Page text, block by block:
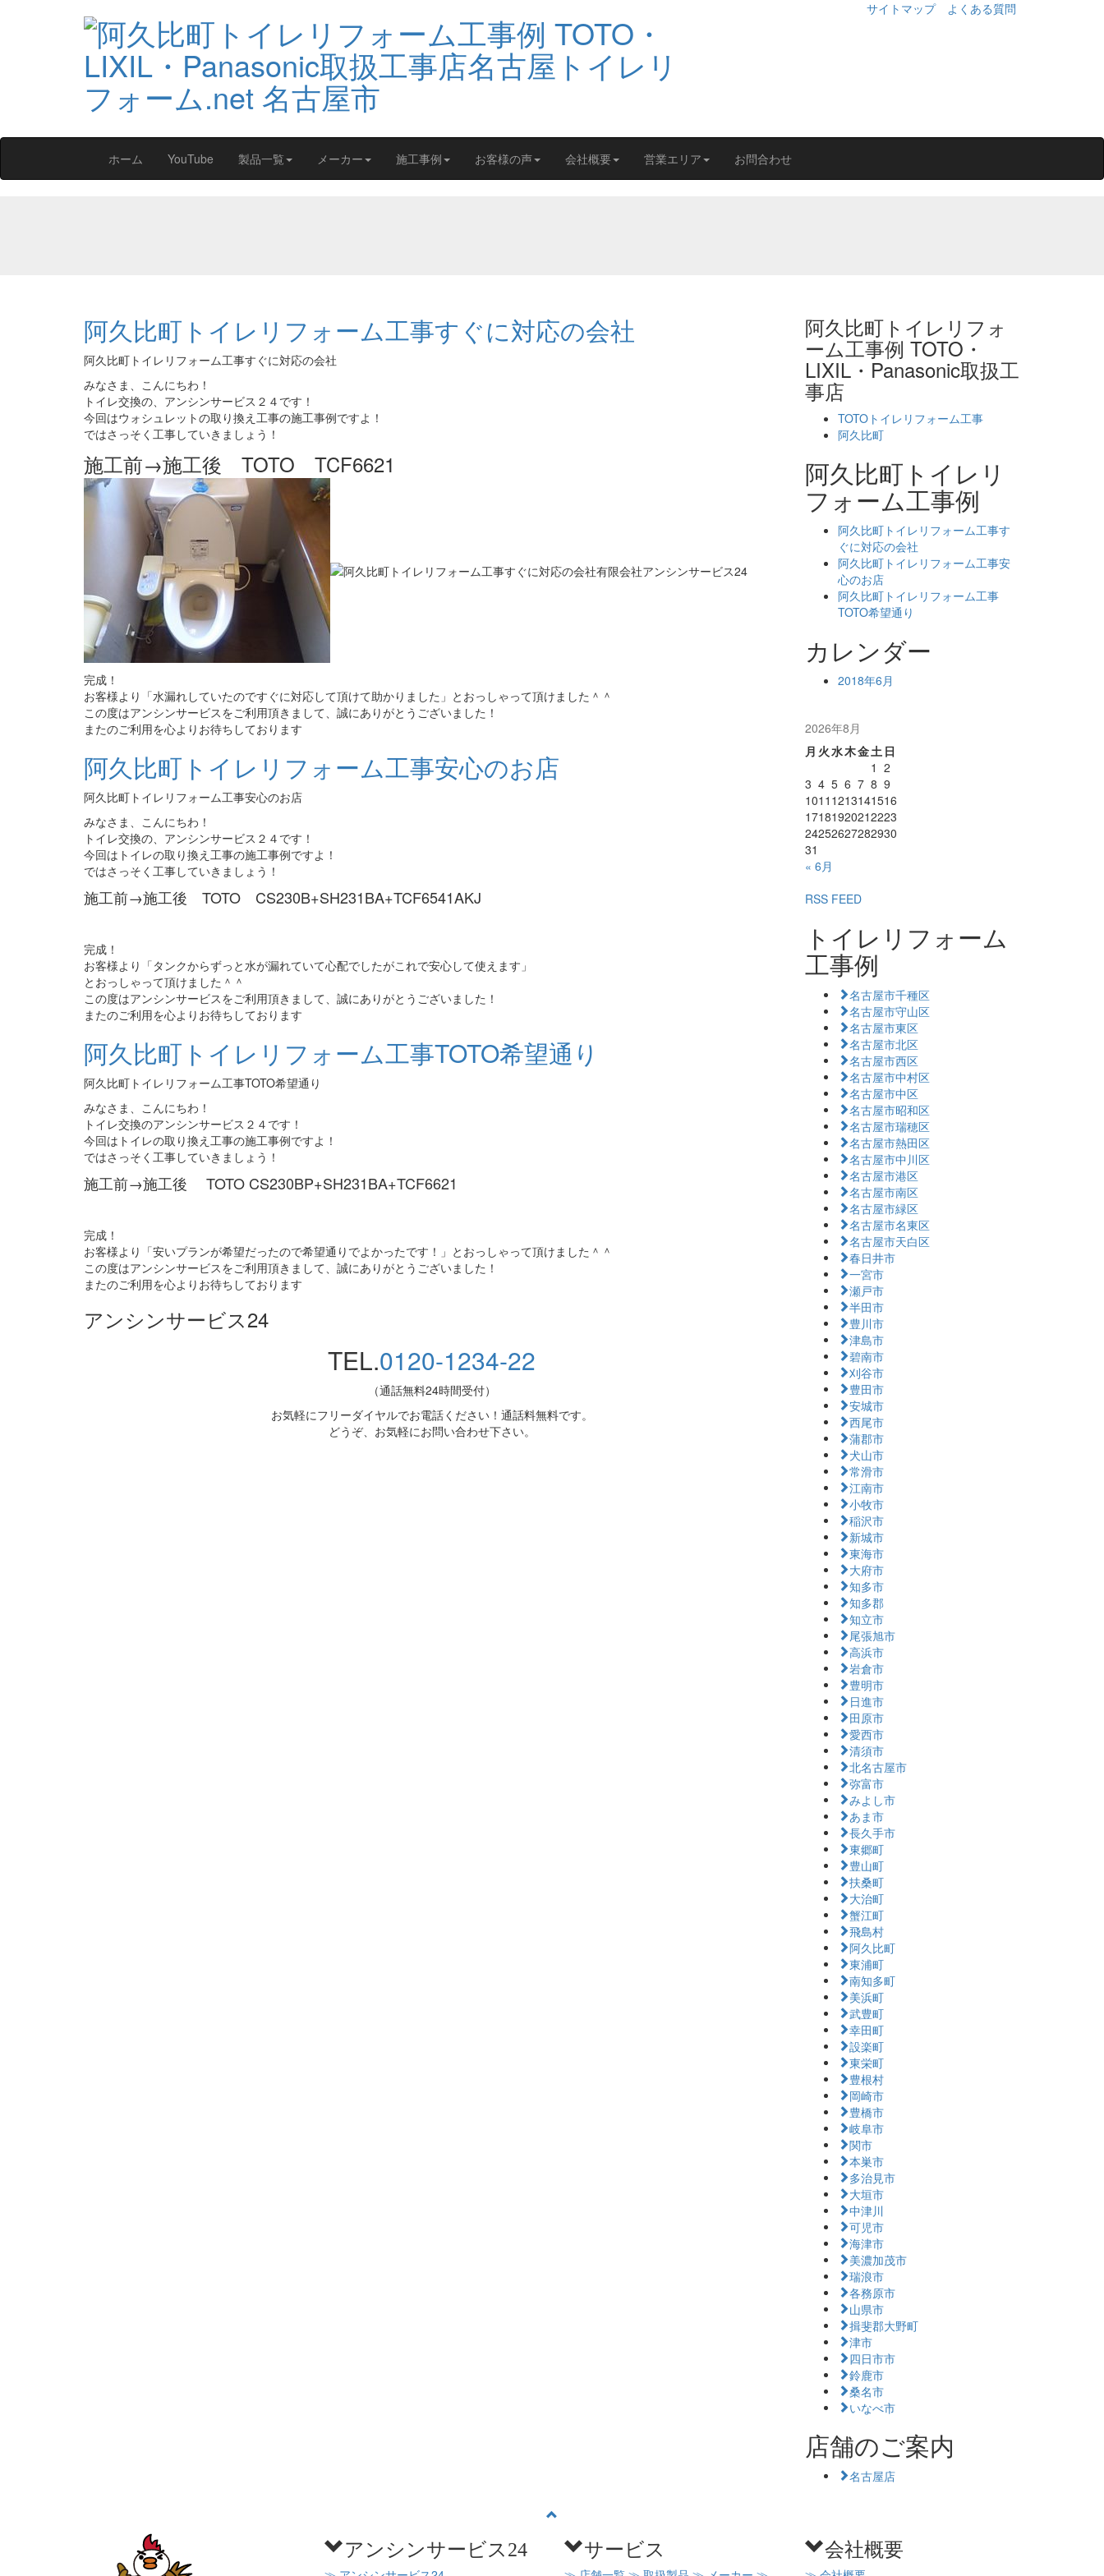
サイトマップ よくある質問
ホーム YouTube 製品一覧 メーカー 施工事例 お客様の声 会社概要 営業エリア お問合わせ
阿久比町トイレリフォーム工事すぐに対応の会社
阿久比町トイレリフォーム工事すぐに対応の会社
みなさま、こんにちわ！
トイレ交換の、アンシンサービス２４です！
今回はウォシュレットの取り換え工事の施工事例ですよ！
ではさっそく工事していきましょう！
施工前→施工後 TOTO TCF6621
完成！
お客様より「水漏れしていたのですぐに対応して頂けて助かりました」とおっしゃって頂けました＾＾
この度はアンシンサービスをご利用頂きまして、誠にありがとうございました！
またのご利用を心よりお待ちしております
阿久比町トイレリフォーム工事安心のお店
阿久比町トイレリフォーム工事安心のお店
みなさま、こんにちわ！
トイレ交換の、アンシンサービス２４です！
今回はトイレの取り換え工事の施工事例ですよ！
ではさっそく工事していきましょう！
施工前→施工後 TOTO CS230B+SH231BA+TCF6541AKJ
完成！
お客様より「タンクからずっと水が漏れていて心配でしたがこれで安心して使えます」
とおっしゃって頂けました＾＾
この度はアンシンサービスをご利用頂きまして、誠にありがとうございました！
またのご利用を心よりお待ちしております
阿久比町トイレリフォーム工事TOTO希望通り
阿久比町トイレリフォーム工事TOTO希望通り
みなさま、こんにちわ！
トイレ交換のアンシンサービス２４です！
今回はトイレの取り換え工事の施工事例ですよ！
ではさっそく工事していきましょう！
施工前→施工後 TOTO CS230BP+SH231BA+TCF6621
完成！
お客様より「安いプランが希望だったので希望通りでよかったです！」とおっしゃって頂けました＾＾
この度はアンシンサービスをご利用頂きまして、誠にありがとうございました！
またのご利用を心よりお待ちしております
アンシンサービス24
TEL.0120-1234-22
（通話無料24時間受付）
お気軽にフリーダイヤルでお電話ください！通話料無料です。
どうぞ、お気軽にお問い合わせ下さい。
阿久比町トイレリフォ
ーム工事例 TOTO・
LIXIL・Panasonic取扱工
事店
TOTOトイレリフォーム工事
阿久比町
阿久比町トイレリ
フォーム工事例
阿久比町トイレリフォーム工事す
ぐに対応の会社
阿久比町トイレリフォーム工事安
心のお店
阿久比町トイレリフォーム工事
TOTO希望通り
カレンダー
2018年6月
2026年8月
月 火水木金土 日
1 2
3 4 5 6 7 8 9
1011 1213141516
17181920212223
24252627282930
31
« 6月
RSS FEED
トイレリフォーム
工事例
名古屋市千種区
名古屋市守山区
名古屋市東区
名古屋市北区
名古屋市西区
名古屋市中村区
名古屋市中区
名古屋市昭和区
名古屋市瑞穂区
名古屋市熱田区
名古屋市中川区
名古屋市港区
名古屋市南区
名古屋市緑区
名古屋市名東区
名古屋市天白区
春日井市
一宮市
瀬戸市
半田市
豊川市
津島市
碧南市
刈谷市
豊田市
安城市
西尾市
蒲郡市
犬山市
常滑市
江南市
小牧市
稲沢市
新城市
東海市
大府市
知多市
知多郡
知立市
尾張旭市
高浜市
岩倉市
豊明市
日進市
田原市
愛西市
清須市
北名古屋市
弥富市
みよし市
あま市
長久手市
東郷町
豊山町
扶桑町
大治町
蟹江町
飛島村
阿久比町
東浦町
南知多町
美浜町
武豊町
幸田町
設楽町
東栄町
豊根村
岡崎市
豊橋市
岐阜市
関市
本巣市
多治見市
大垣市
中津川
可児市
海津市
美濃加茂市
瑞浪市
各務原市
山県市
揖斐郡大野町
津市
四日市市
鈴鹿市
桑名市
いなべ市
店舗のご案内
名古屋店
アンシンサービス24 サービス 会社概要